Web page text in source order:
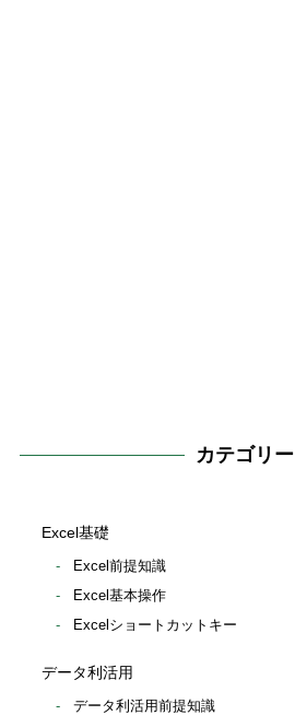
カテゴリー
Excel基礎
Excel前提知識
Excel基本操作
Excelショートカットキー
データ利活用
データ利活用前提知識